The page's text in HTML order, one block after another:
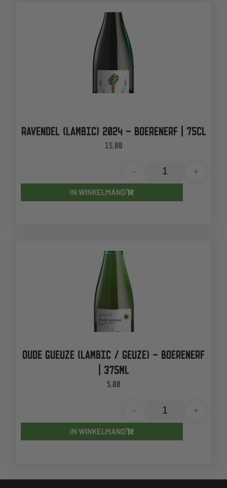
RAVENDEL (LAMBIC) 2024 – BOERENERF | 75CL
15,00
- +
IN WINKELMAND
OUDE GUEUZE (LAMBIC / GEUZE) – BOERENERF
| 375ML
5,00
- +
IN WINKELMAND